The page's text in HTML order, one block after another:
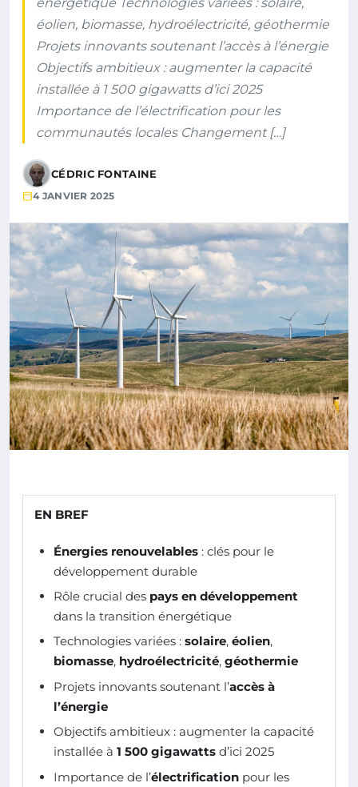
éolien, biomasse, hydroélectricité, géothermie
Projets innovants soutenant l’accès à l’énergie
Objectifs ambitieux : augmenter la capacité
installée à 1 500 gigawatts d’ici 2025
Importance de l’électrification pour les
communautés locales Changement […]
CÉDRIC FONTAINE
4 JANVIER 2025
EN BREF
Énergies renouvelables : clés pour le
développement durable
Rôle crucial des pays en développement
dans la transition énergétique
Technologies variées : solaire, éolien,
biomasse, hydroélectricité, géothermie
Projets innovants soutenant l’accès à
l’énergie
Objectifs ambitieux : augmenter la capacité
installée à 1 500 gigawatts d’ici 2025
Importance de l’électrification pour les